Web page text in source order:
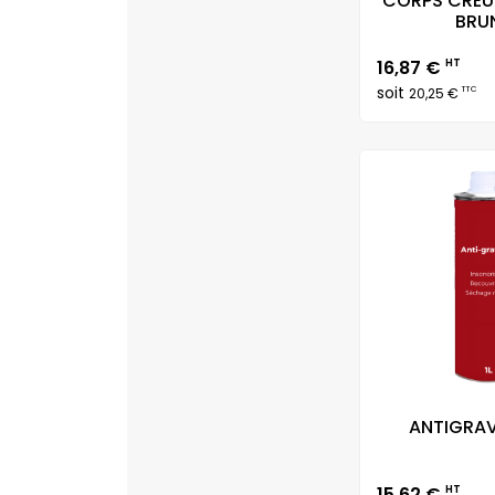
Prix
16,87 € HT
soit 20,25 €TTC
HT